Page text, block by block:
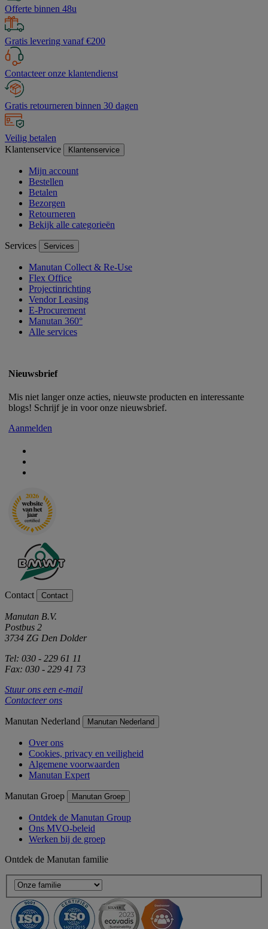
Offerte binnen 48u
Gratis levering vanaf €200
Contacteer onze klantendienst
Gratis retourneren binnen 30 dagen
Veilig betalen
Klantenservice
Klantenservice
Mijn account
Bestellen
Betalen
Bezorgen
Retourneren
Bekijk alle categorieën
Services Services
Manutan Collect & Re-Use
Flex Office
Projectinrichting
Vendor Leasing
E-Procurement
Manutan 360°
Alle services
Nieuwsbrief
Mis niet langer onze acties, nieuwste producten en interessante
blogs! Schrijf je in voor onze nieuwsbrief.
Aanmelden
Contact Contact
Manutan B.V.
Postbus 2
3734 ZG Den Dolder
Tel: 030 - 229 61 11
Fax: 030 - 229 41 73
Stuur ons een e-mail
Contacteer ons
Manutan Nederland Manutan Nederland
Over ons
Cookies, privacy en veiligheid
Algemene voorwaarden
Manutan Expert
Manutan Groep Manutan Groep
Ontdek de Manutan Group
Ons MVO-beleid
Werken bij de groep
Ontdek de Manutan familie